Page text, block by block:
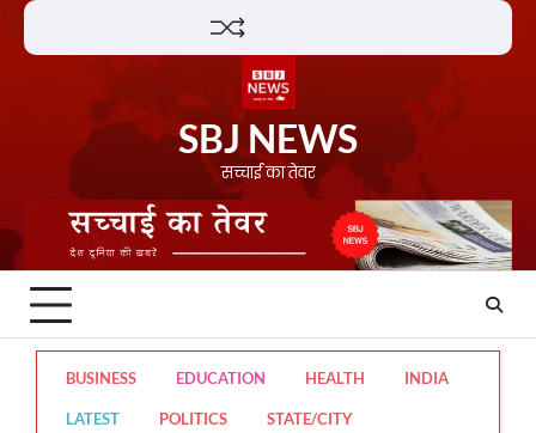
Skip
SBJ NEWS
सच्चाई का तेवर
BUSINESS EDUCATION HEALTH INDIA
LATEST POLITICS STATE/CITY